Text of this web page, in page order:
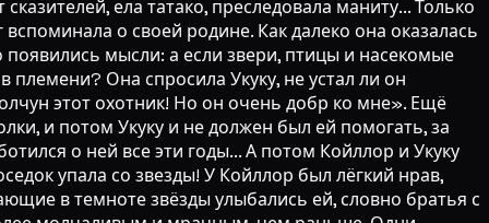
ела татако, преследовала маниту... Только
о своей родине. Как далеко она оказалась
мысли: а если звери, птицы и насекомые
племени? Она спросила Укуку, не устал ли он
этот охотник! Но он очень добр ко мне». Ещё
и потом Укуку и не должен был ей помогать, за
о ней все эти годы... А потом Койллор и Укуку
упала со звезды! У Койллор был лёгкий нрав,
в темноте звёзды улыбались ей, словно братья с